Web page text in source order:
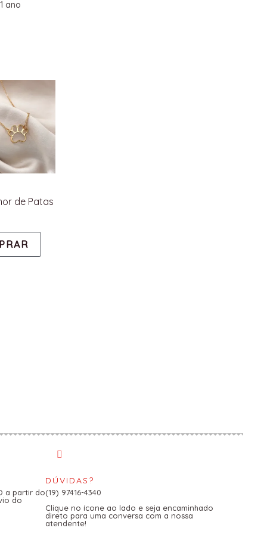
ano
de Patas
a partir do
do
DÚVIDAS?
(19) 97416-4340
Clique no ícone ao lado e seja encaminhado
direto para uma conversa com a nossa
atendente!